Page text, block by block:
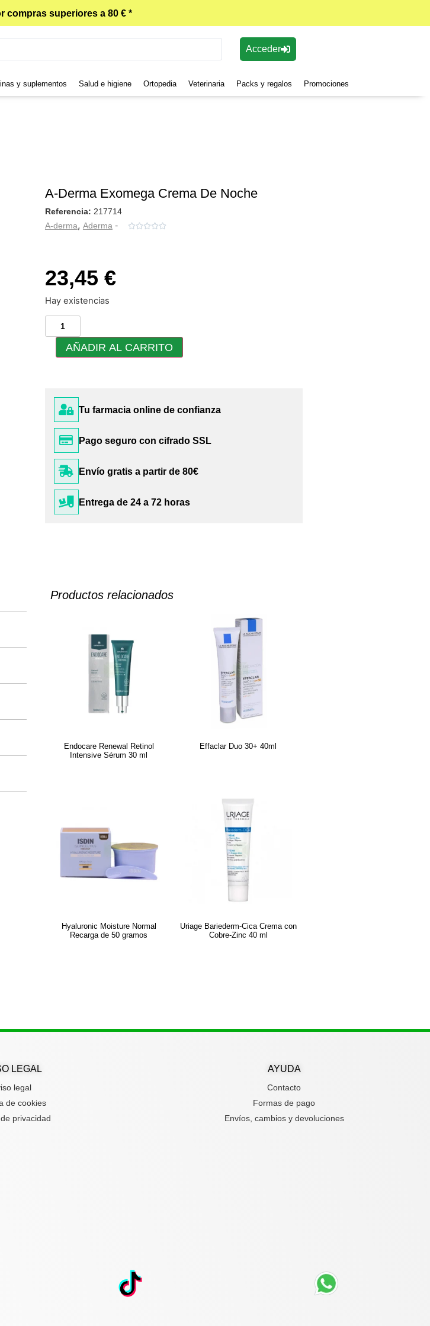
compras superiores a 80 € *
Acceder
y suplementos Salud e higiene Ortopedia Veterinaria Packs y regalos Promociones
A-Derma Exomega Crema De Noche
Referencia: 217714
A-derma, Aderma - 
23,45 €
Hay existencias
AÑADIR AL CARRITO
Tu farmacia online de confianza
Pago seguro con cifrado SSL
Envío gratis a partir de 80€
Entrega de 24 a 72 horas
Productos relacionados
Endocare Renewal Retinol
Intensive Sérum 30 ml
Effaclar Duo 30+ 40ml
Hyaluronic Moisture Normal
Recarga de 50 gramos
Uriage Bariederm-Cica Crema con
Cobre-Zinc 40 ml
LEGAL
legal
de cookies
privacidad
AYUDA
Contacto
Formas de pago
Envíos, cambios y devoluciones